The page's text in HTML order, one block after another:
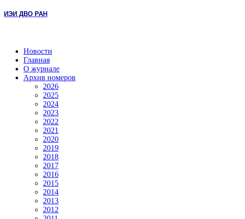
ИЭИ ДВО РАН
Новости
Главная
О журнале
Архив номеров
2026
2025
2024
2023
2022
2021
2020
2019
2018
2017
2016
2015
2014
2013
2012